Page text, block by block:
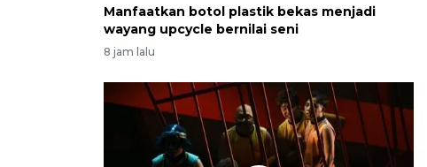
Manfaatkan botol plastik bekas menjadi
wayang upcycle bernilai seni
8 jam lalu